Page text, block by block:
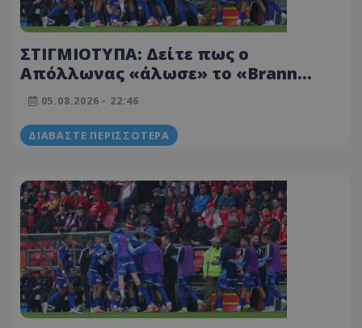
ΣΤΙΓΜΙΟΤΥΠΑ: Δείτε πως ο
Απόλλωνας «άλωσε» το «Brann
Stadion» και πήρε προβάδισμα
πρόκρισης στα πλέι-οφ! (ΒΙΝΤΕΟ)
05.08.2026 - 22:46
ΔΙΑΒΆΣΤΕ ΠΕΡΙΣΣΌΤΕΡΑ